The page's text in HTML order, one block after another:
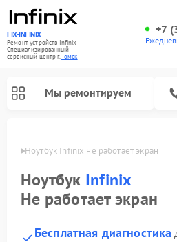
FIX-INFINIX
Ремонт устройств Infinix
Специализированный
cервисный центр г.Томск
+7
Мы ремонтируем
Ноутбук Infinix не работает экран
Ноутбук Infinix
Не работает экран
Бесплатная диагностика